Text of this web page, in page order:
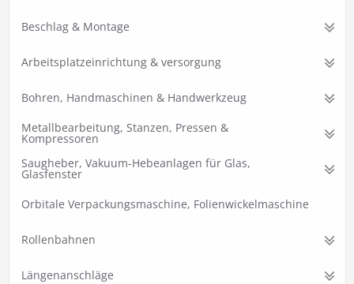
Beschlag & Montage
Arbeitsplatzeinrichtung & versorgung
Bohren, Handmaschinen & Handwerkzeug
Metallbearbeitung, Stanzen, Pressen &
Kompressoren
Saugheber, Vakuum-Hebeanlagen für Glas,
Glasfenster
Orbitale Verpackungsmaschine, Folienwickelmaschine
Rollenbahnen
Längenanschläge